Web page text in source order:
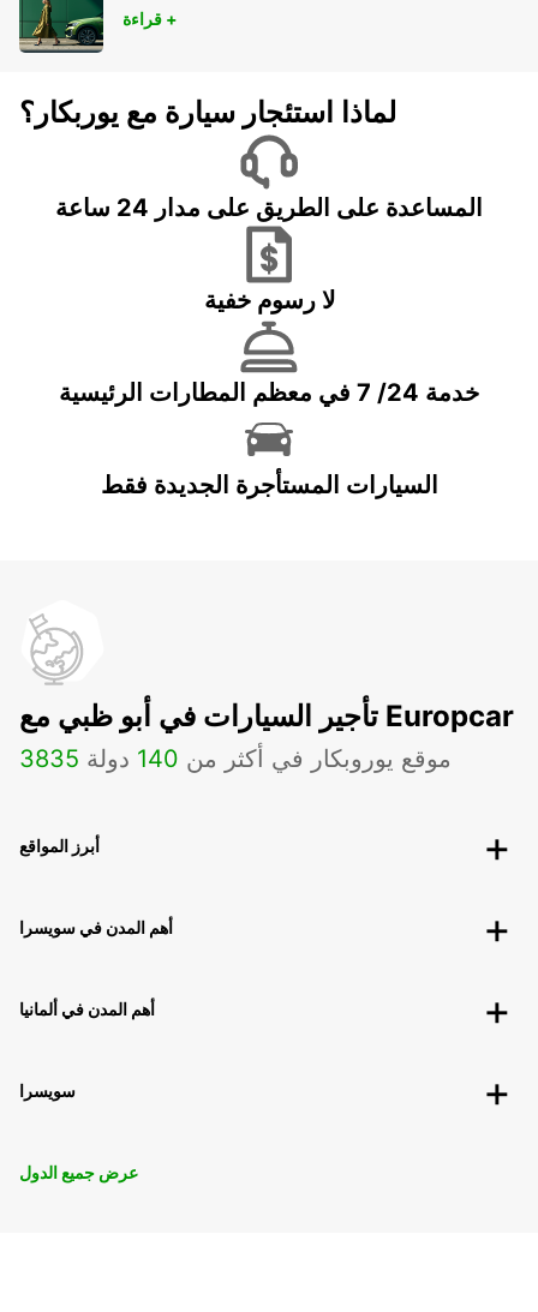
قراءة +
لماذا استئجار سيارة مع يوربكار؟
المساعدة على الطريق على مدار 24 ساعة
لا رسوم خفية
خدمة 24/ 7 في معظم المطارات الرئيسية
السيارات المستأجرة الجديدة فقط
تأجير السيارات في أبو ظبي مع Europcar
3835 موقع يوروبكار في أكثر من 140 دولة
أبرز المواقع
أهم المدن في سويسرا
أهم المدن في ألمانيا
سويسرا
عرض جميع الدول